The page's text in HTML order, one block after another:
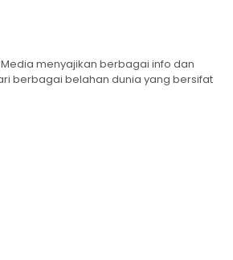
menyajikan berbagai info dan
berbagai belahan dunia yang bersifat